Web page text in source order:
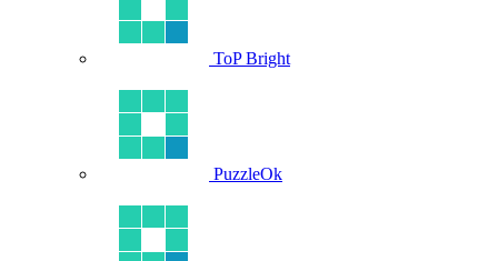
ToP Bright
PuzzleOk